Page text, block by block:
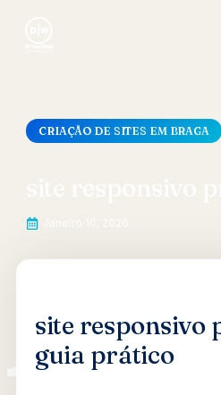
CRIAÇÃO DE SITES EM BRAGA
site responsivo
guia prático